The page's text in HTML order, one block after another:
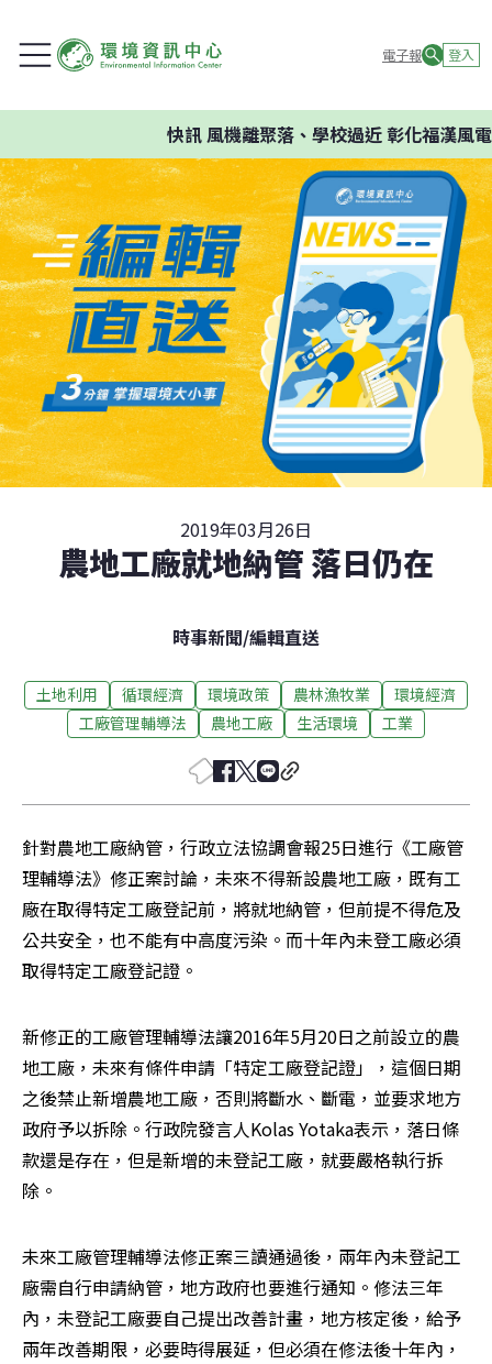
電子報 登入
快訊風機離聚落、學校過近 彰化福漢風電
2019年03月26日
農地工廠就地納管 落日仍在
時事新聞/編輯直送
土地利用 循環經濟 環境政策 農林漁牧業
環境經濟
工廠管理輔導法
農地工廠 生活環境 工業
針對農地工廠納管，行政立法協調會報25日進行《工廠管
理輔導法》修正案討論，未來不得新設農地工廠，既有工
廠在取得特定工廠登記前，將就地納管，但前提不得危及
公共安全，也不能有中高度污染。而十年內未登工廠必須
取得特定工廠登記證。
新修正的工廠管理輔導法讓2016年5月20日之前設立的農
地工廠，未來有條件申請「特定工廠登記證」，這個日期
之後禁止新增農地工廠，否則將斷水、斷電，並要求地方
政府予以拆除。行政院發言人Kolas Yotaka表示，落日條
款還是存在，但是新增的未登記工廠，就要嚴格執行拆
除。
未來工廠管理輔導法修正案三讀通過後，兩年內未登記工
廠需自行申請納管，地方政府也要進行通知。修法三年
內，未登記工廠要自己提出改善計畫，地方核定後，給予
兩年改善期限，必要時得展延，但必須在修法後十年內，